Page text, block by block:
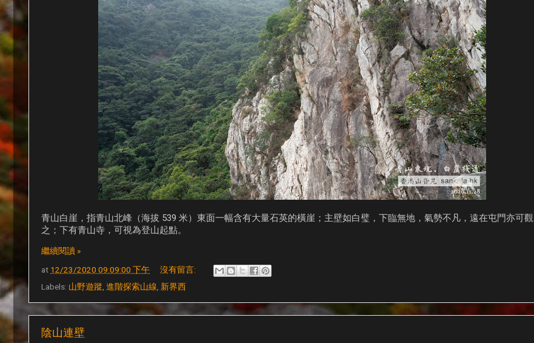
青山白崖，指青山北峰（海拔 539 米）東面一幅含有大量石英的橫崖；主壁如白璧，下臨無地，氣勢不凡，遠在屯門亦可觀
之；下有青山寺，可視為登山起點。
繼續閱讀 »
at 12/23/2020 09:09:00 下午
沒有留言:
Labels: 山野遊蹤 進階探索山線 新界西
陰山連壁